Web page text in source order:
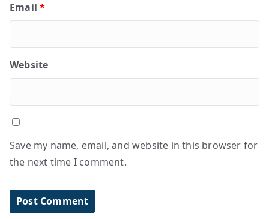
Email*
Website
Save my name, email, and website in this browser for
the next time I comment.